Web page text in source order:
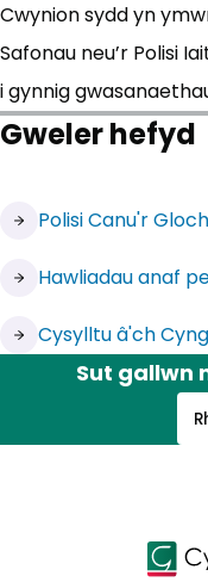
Cwynion sydd yn
Safonau neu’r Polisi
i gynnig
Gweler hefyd
Polisi Canu'r
Hawliadau anaf
Cysylltu â'ch
Sut gallwn